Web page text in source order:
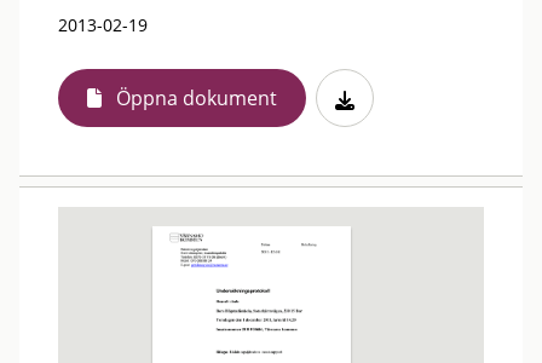
2013-02-19
Öppna dokument